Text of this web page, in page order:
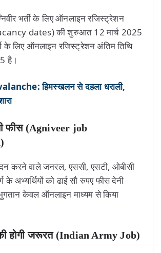
भर्ती के लिए ऑनलाइन रजिस्ट्रेशन
dates) की शुरुआत 12 मार्च 2025
के लिए ऑनलाइन रजिस्ट्रेशन अंतिम तिथि
है।
हिमस्खलन से दहला धराली,
फीस (Agniveer job
करने वाले जनरल, एससी, एसटी, ओबीसी
के अभ्यर्थियों को ढाई सौ रुपए फीस देनी
केवल ऑनलाइन माध्यम से किया
होगी जरूरत (Indian Army Job)